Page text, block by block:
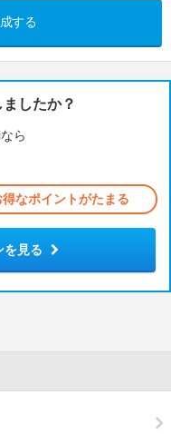
する
したか？
ら
得なポイントがたまる
を見る